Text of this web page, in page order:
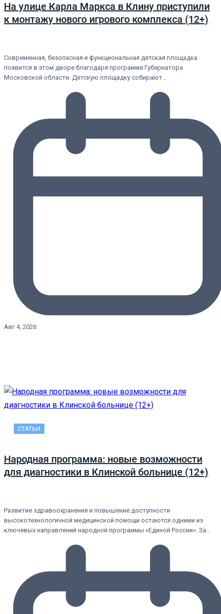
На улице Карла Маркса в Клину приступили
к монтажу нового игрового комплекса (12+)
Современная, безопасная и функциональная детская площадка
появится в этом дворе благодаря программе Губернатора
Московской области. Детскую площадку собирают…
Авг 4, 2026
СТАТЬИ
Народная программа: новые возможности
для диагностики в Клинской больнице (12+)
Развитие здравоохранения и повышение доступности
высокотехнологичной медицинской помощи остаются одними из
ключевых направлений народной программы «Единой России». За…